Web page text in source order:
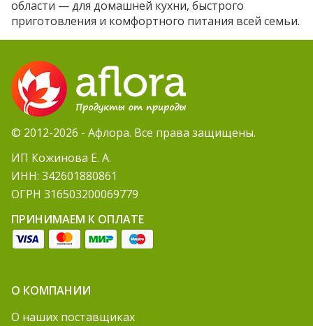
области — для домашней кухни, быстрого
приготовления и комфортного питания всей семьи.
© 2012-2026 - Афлора. Все права защищены.
ИП Кожинова Е. А.
ИНН: 342601880861
ОГРН 316503200069779
ПРИНИМАЕМ К ОПЛАТЕ
О КОМПАНИИ
О наших поставщиках